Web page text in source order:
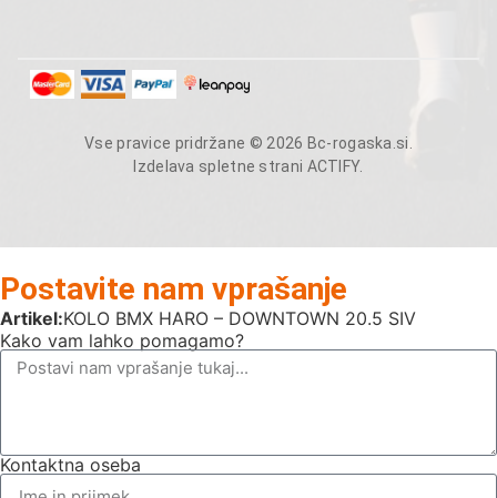
Vse pravice pridržane © 2026 Bc-rogaska.si.
Izdelava spletne strani ACTIFY.
Postavite nam vprašanje
Artikel:KOLO BMX HARO – DOWNTOWN 20.5 SIV
Kako vam lahko pomagamo?
Kontaktna oseba